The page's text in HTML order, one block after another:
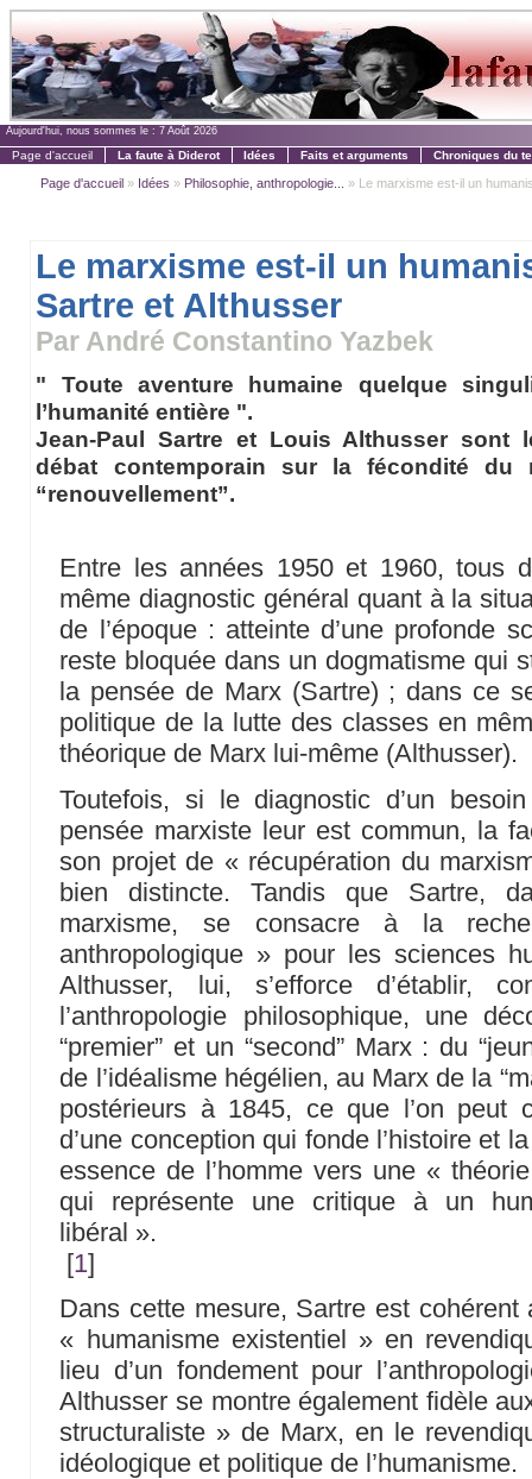
Aujourd'hui, nous sommes le : 7 Août 2026
Page d'accueil La faute à Diderot Idées Faits et arguments Chroniques du
Page d'accueil » Idées » Philosophie, anthropologie... » Le marxisme est-il un
Le marxisme est-il un
Sartre et Althusser
Par André Constantino Yazbek
" Toute aventure humaine quelque
l’humanité entière ".
Jean-Paul Sartre et Louis Althusser sont
débat contemporain sur la fécondité
“renouvellement”.
Entre les années 1950 et 1960, tous
même diagnostic général quant à la
de l’époque : atteinte d’une profonde
reste bloquée dans un dogmatisme qui
la pensée de Marx (Sartre) ; dans ce
politique de la lutte des classes en
théorique de Marx lui-même (Althusser).
Toutefois, si le diagnostic d’un
pensée marxiste leur est commun, la
son projet de « récupération du
bien distincte. Tandis que Sartre,
marxisme, se consacre à la
anthropologique » pour les sciences
Althusser, lui, s’efforce d’établir,
l’anthropologie philosophique, une
“premier” et un “second” Marx : du
de l’idéalisme hégélien, au Marx de la
postérieurs à 1845, ce que l’on peut
d’une conception qui fonde l’histoire et
essence de l’homme vers une «
qui représente une critique à un
libéral ».
[1]
Dans cette mesure, Sartre est
« humanisme existentiel » en
lieu d’un fondement pour
Althusser se montre également fidèle
structuraliste » de Marx, en le
idéologique et politique de l’humanisme.